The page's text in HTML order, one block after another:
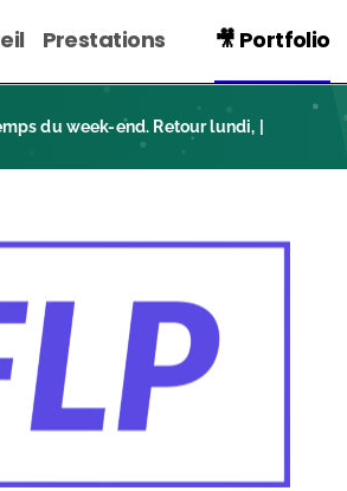
Prestations 🎥 Portfolio
end breton sou